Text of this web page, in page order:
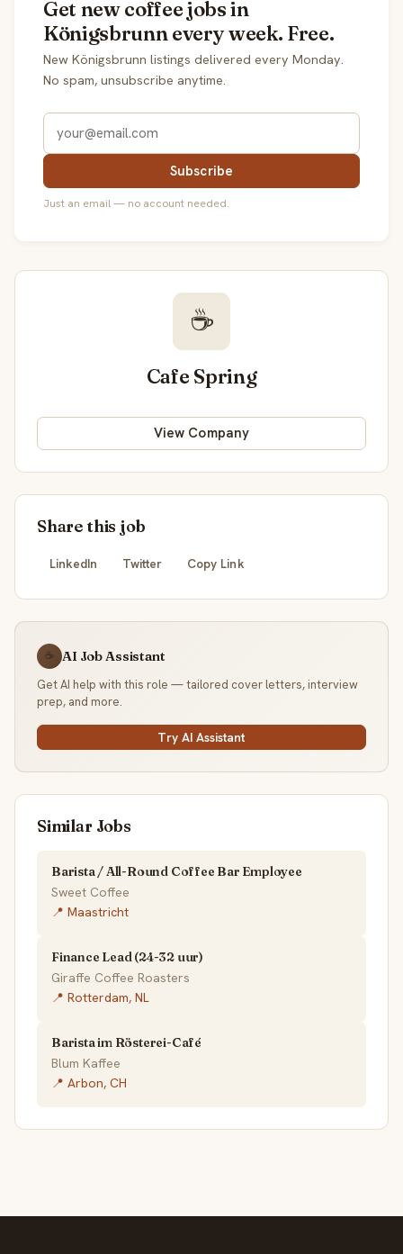
Get new coffee jobs in
Königsbrunn every week. Free.
New Königsbrunn listings delivered every Monday.
No spam, unsubscribe anytime.
Subscribe
Just an email — no account needed.
☕
Cafe Spring
View Company
Share this job
LinkedIn Twitter Copy Link
☕ AI Job Assistant
Get AI help with this role — tailored cover letters, interview
prep, and more.
Try AI Assistant
Similar Jobs
Barista / All-Round Coffee Bar Employee
Sweet Coffee
📍 Maastricht
Finance Lead (24-32 uur)
Giraffe Coffee Roasters
📍 Rotterdam, NL
Barista im Rösterei-Café
Blum Kaffee
📍 Arbon, CH